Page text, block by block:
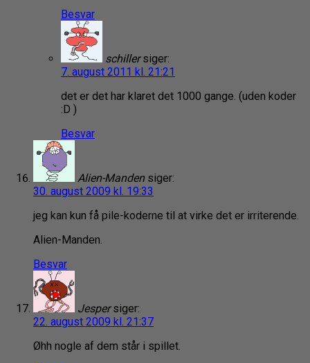
Besvar
schiller siger:
7. august 2011 kl. 21:21
det er det har klaret det 1000 gange. (uden koder
:D )
Besvar
Alien-Manden siger:
30. august 2009 kl. 19:33
jeg kan kun få pile-koderne til at virke det er irriterende.
Alien-Manden.
Besvar
Jesper siger:
22. august 2009 kl. 21:37
Øhh nogle af dem står i spillet.